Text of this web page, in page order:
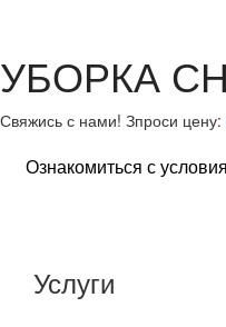
УБОРКА
Свяжись с нами! Зпроси цену:
Ознакомиться с
Услуги